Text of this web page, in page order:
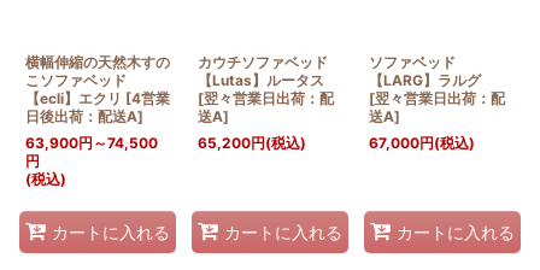
横幅伸縮の天然木すの
こソファベッド
【ecli】エクリ [4営業
日後出荷：配送A]
63,900円 ～74,500
円
(税込)
カートに入れる
カウチソファベッド
【Lutas】ルータス
[翌々営業日出荷：配
送A]
65,200円(税込)
カートに入れる
ソファベッド
【LARG】ラルグ
[翌々営業日出荷：配
送A]
67,000円(税込)
カートに入れる